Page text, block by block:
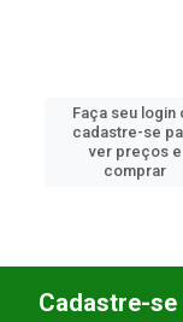
Faça seu
cadastre-se
ver preços
comprar
Cadastre-